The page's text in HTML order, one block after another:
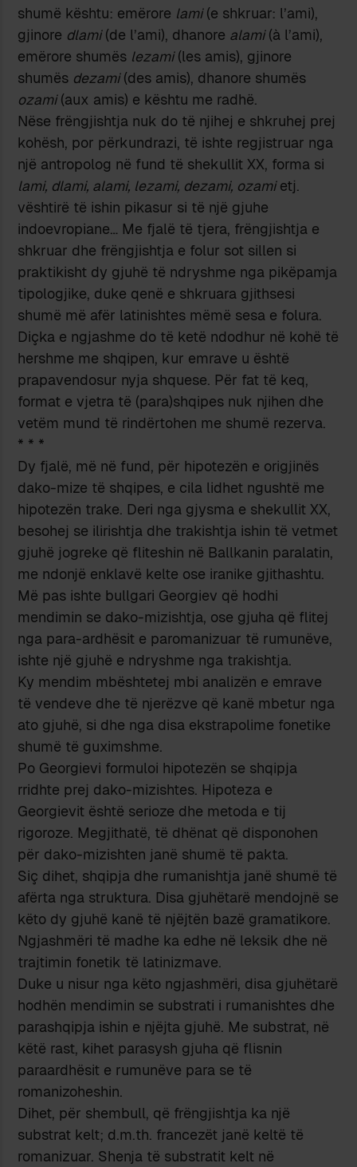
shumë kështu: emërore lami(e shkruar: l’ami),
gjinore dlami(de l’ami), dhanore alami(à l’ami),
emërore shumës lezami(les amis), gjinore
shumës dezami(des amis), dhanore shumës
ozami(aux amis) e kështu me radhë.
Nëse frëngjishtja nuk do të njihej e shkruhej prej
kohësh, por përkundrazi, të ishte regjistruar nga
një antropolog në fund të shekullit XX, forma si
lami, dlami, alami, lezami, dezami, ozamietj.
vështirë të ishin pikasur si të një gjuhe
indoevropiane… Me fjalë të tjera, frëngjishtja e
shkruar dhe frëngjishtja e folur sot sillen si
praktikisht dy gjuhë të ndryshme nga pikëpamja
tipologjike, duke qenë e shkruara gjithsesi
shumë më afër latinishtes mëmë sesa e folura.
Diçka e ngjashme do të ketë ndodhur në kohë të
hershme me shqipen, kur emrave u është
prapavendosur nyja shquese. Për fat të keq,
format e vjetra të (para)shqipes nuk njihen dhe
vetëm mund të rindërtohen me shumë rezerva.
* * *
Dy fjalë, më në fund, për hipotezën e origjinës
dako-mize të shqipes, e cila lidhet ngushtë me
hipotezën trake. Deri nga gjysma e shekullit XX,
besohej se ilirishtja dhe trakishtja ishin të vetmet
gjuhë jogreke që fliteshin në Ballkanin paralatin,
me ndonjë enklavë kelte ose iranike gjithashtu.
Më pas ishte bullgari Georgiev që hodhi
mendimin se dako-mizishtja, ose gjuha që flitej
nga para-ardhësit e paromanizuar të rumunëve,
ishte një gjuhë e ndryshme nga trakishtja.
Ky mendim mbështetej mbi analizën e emrave
të vendeve dhe të njerëzve që kanë mbetur nga
ato gjuhë, si dhe nga disa ekstrapolime fonetike
shumë të guximshme.
Po Georgievi formuloi hipotezën se shqipja
rridhte prej dako-mizishtes. Hipoteza e
Georgievit është serioze dhe metoda e tij
rigoroze. Megjithatë, të dhënat që disponohen
për dako-mizishten janë shumë të pakta.
Siç dihet, shqipja dhe rumanishtja janë shumë të
afërta nga struktura. Disa gjuhëtarë mendojnë se
këto dy gjuhë kanë të njëjtën bazë gramatikore.
Ngjashmëri të madhe ka edhe në leksik dhe në
trajtimin fonetik të latinizmave.
Duke u nisur nga këto ngjashmëri, disa gjuhëtarë
hodhën mendimin se substrati i rumanishtes dhe
parashqipja ishin e njëjta gjuhë. Me substrat, në
këtë rast, kihet parasysh gjuha që flisnin
paraardhësit e rumunëve para se të
romanizoheshin.
Dihet, për shembull, që frëngjishtja ka një
substrat kelt; d.m.th. francezët janë keltë të
romanizuar. Shenja të substratit kelt në